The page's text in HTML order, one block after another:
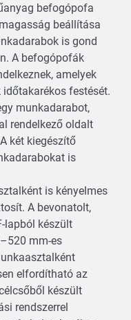
befogópofa
beállítása
is gond
A befogópofák
amelyek
festését.
munkadarabot,
rendelkező oldalt
két kiegészítő
is
is kényelmes
A bevonatolt,
lapból készült
mm-es
elfordítható az
készült
rendszerrel